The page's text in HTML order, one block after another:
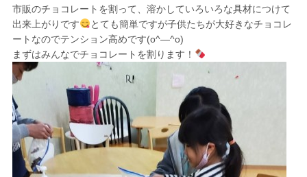
市販のチョコレートを割って、溶かしていろいろな具材につけて
出来上がりです
とても簡単ですが子供たちが大好きなチョコレ
ートなのでテンション高めです(o^―^o)
まずはみんなでチョコレートを割ります！